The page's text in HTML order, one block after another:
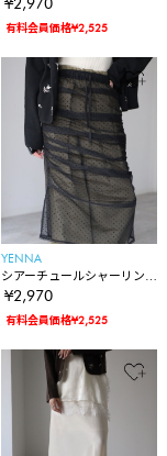
有料会員価格¥2,525
YENNA
シアーチュールシャーリン
グスカート/レイヤードスカ
ート
¥2,970
有料会員価格¥2,525